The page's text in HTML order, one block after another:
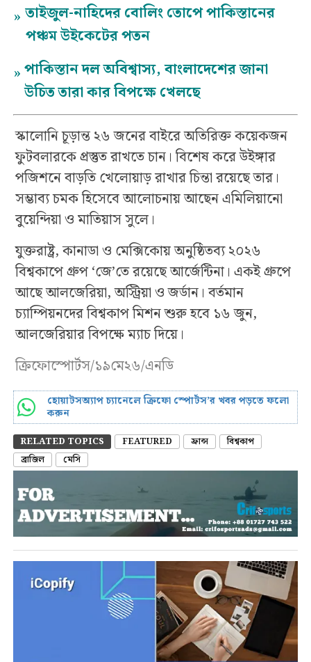
» তাইজুল-নাহিদের বোলিং তোপে পাকিস্তানের
পঞ্চম উইকেটের পতন
»পাকিস্তান দল অবিশ্বাস্য, বাংলাদেশের জানা
উচিত তারা কার বিপক্ষে খেলছে
স্কালোনি চূড়ান্ত ২৬ জনের বাইরে অতিরিক্ত কয়েকজন
ফুটবলারকে প্রস্তুত রাখতে চান। বিশেষ করে উইঙ্গার
পজিশনে বাড়তি খেলোয়াড় রাখার চিন্তা রয়েছে তার।
সম্ভাব্য চমক হিসেবে আলোচনায় আছেন এমিলিয়ানো
বুয়েন্দিয়া ও মাতিয়াস সুলে।
যুক্তরাষ্ট্র, কানাডা ও মেক্সিকোয় অনুষ্ঠিতব্য ২০২৬
বিশ্বকাপে গ্রুপ ‘জে’তে রয়েছে আর্জেন্টিনা। একই গ্রুপে
আছে আলজেরিয়া, অস্ট্রিয়া ও জর্ডান। বর্তমান
চ্যাম্পিয়নদের বিশ্বকাপ মিশন শুরু হবে ১৬ জুন,
আলজেরিয়ার বিপক্ষে ম্যাচ দিয়ে।
ক্রিফোস্পোর্টস/১৯মে২৬/এনডি
হোয়াটসঅ্যাপ চ্যানেলে ক্রিফো স্পোর্টস’র খবর পড়তে ফলো
করুন
RELATED TOPICS FEATURED ফ্রান্স
বিশ্বকাপ
ব্রাজিল
মেসি